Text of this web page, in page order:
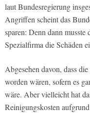
laut Bundesregierung
Angriffen scheint das
sparen: Denn dann musste
Spezialfirma die Schäden
Abgesehen davon, dass
worden wären, sofern es
wäre. Aber vielleicht hat
Reinigungskosten